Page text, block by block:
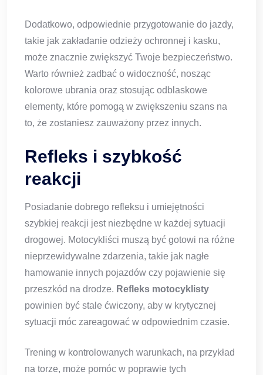
Dodatkowo, odpowiednie przygotowanie do jazdy,
takie jak zakładanie odzieży ochronnej i kasku,
może znacznie zwiększyć Twoje bezpieczeństwo.
Warto również zadbać o widoczność, nosząc
kolorowe ubrania oraz stosując odblaskowe
elementy, które pomogą w zwiększeniu szans na
to, że zostaniesz zauważony przez innych.
Refleks i szybkość
reakcji
Posiadanie dobrego refleksu i umiejętności
szybkiej reakcji jest niezbędne w każdej sytuacji
drogowej. Motocykliści muszą być gotowi na różne
nieprzewidywalne zdarzenia, takie jak nagłe
hamowanie innych pojazdów czy pojawienie się
przeszkód na drodze. Refleks motocyklisty
powinien być stale ćwiczony, aby w krytycznej
sytuacji móc zareagować w odpowiednim czasie.
Trening w kontrolowanych warunkach, na przykład
na torze, może pomóc w poprawie tych